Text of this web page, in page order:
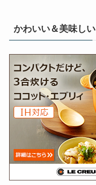
かわいい＆美味しい